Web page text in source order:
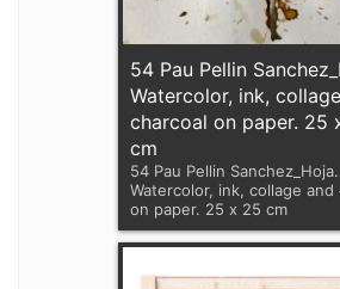
54 Pau Pellin
Watercolor, ink,
charcoal on paper. 25
cm
54 Pau Pellin Sanchez_Hoja.
Watercolor, ink, collage and
on paper. 25 x 25 cm